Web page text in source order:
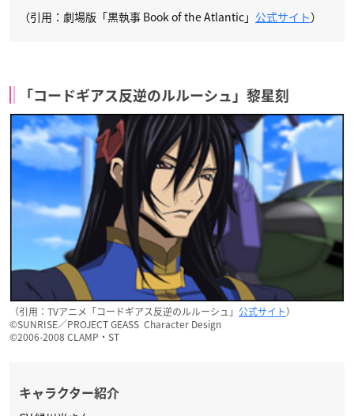
（引用：劇場版「黒執事 Book of the Atlantic」 公式サイト）
「コードギアス反逆のルルーシュ」黎星刻
（引用：TVアニメ「コードギアス反逆のルルーシュ」 公式サイト）
©SUNRISE／PROJECT GEASS Character Design
©2006-2008 CLAMP・ST
キャラクター紹介